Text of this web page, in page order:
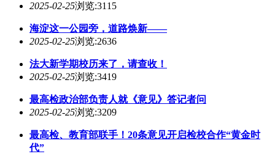
2025-02-25浏览:3115
海淀这一公园旁，道路焕新——
2025-02-25浏览:2636
法大新学期校历来了，请查收！
2025-02-25浏览:3419
最高检政治部负责人就《意见》答记者问
2025-02-25浏览:3209
最高检、教育部联手！20条意见开启检校合作“黄金时
代”